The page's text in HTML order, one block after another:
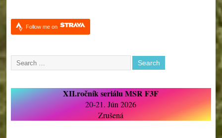
Follow me on
XII.ročník seriálu MSR F3F
20-21. Jún 2026
Zrušená